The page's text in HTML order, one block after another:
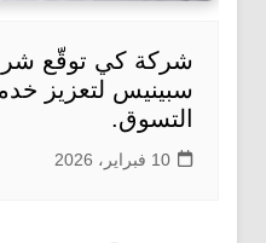
شركة كي توقّع
سبينيس لتعزيز
التسوق.
10 فبراير، 2026